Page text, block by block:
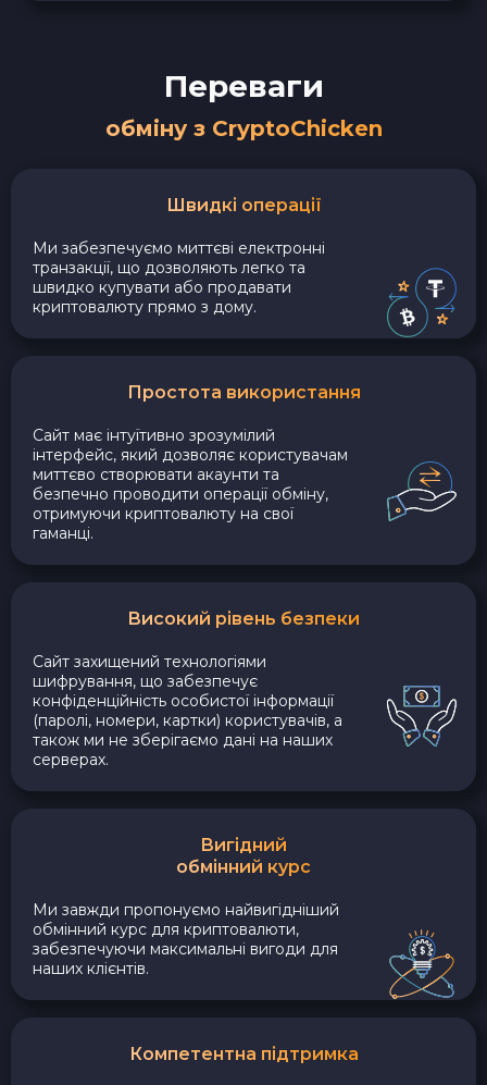
Переваги
обміну з CryptoChicken
Швидкі операції
Ми забезпечуємо миттєві електронні
транзакції, що дозволяють легко та
швидко купувати або продавати
криптовалюту прямо з дому.
Простота використання
Сайт має інтуїтивно зрозумілий
інтерфейс, який дозволяє користувачам
миттєво створювати акаунти та
безпечно проводити операції обміну,
отримуючи криптовалюту на свої
гаманці.
Високий рівень безпеки
Сайт захищений технологіями
шифрування, що забезпечує
конфіденційність особистої інформації
(паролі, номери, картки) користувачів, а
також ми не зберігаємо дані на наших
серверах.
Вигідний
обмінний курс
Ми завжди пропонуємо найвигідніший
обмінний курс для криптовалюти,
забезпечуючи максимальні вигоди для
наших клієнтів.
Компетентна підтримка